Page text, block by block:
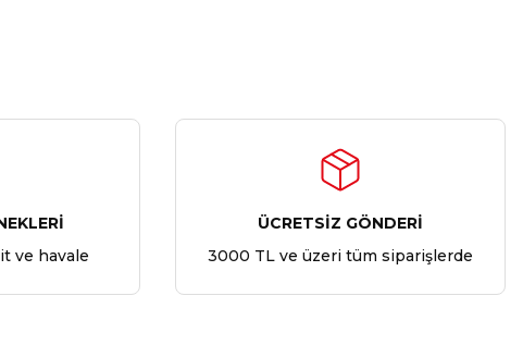
ve havale
ÜCRETSİZ GÖNDERİ
3000 TL ve üzeri tüm siparişlerde